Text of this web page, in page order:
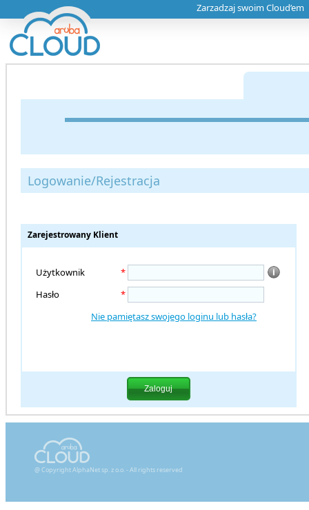
Zarzadzaj swoim Cloud’em
Logowanie/Rejestracja
Zarejestrowany Klient
Użytkownik
*
Hasło
*
Nie pamiętasz swojego loginu lub hasła?
@ Copyright AlphaNet sp. z o.o. - All rights reserved